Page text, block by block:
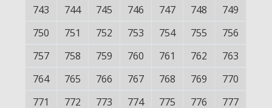
743
744 745 746 747 748
749
750
751 752 753 754 755
756
757
758 759 760 761 762
763
764
765 766 767 768 769
770
771
772 773 774 775 776
777